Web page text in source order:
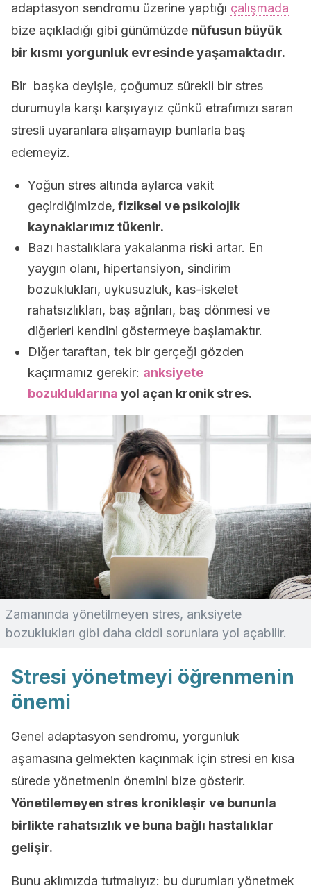
adaptasyon sendromu üzerine yaptığı çalışmada
bize açıkladığı gibi günümüzde nüfusun büyük
bir kısmı yorgunluk evresinde yaşamaktadır.
Bir başka deyişle, çoğumuz sürekli bir stres
durumuyla karşı karşıyayız çünkü etrafımızı saran
stresli uyaranlara alışamayıp bunlarla baş
edemeyiz.
Yoğun stres altında aylarca vakit
geçirdiğimizde, fiziksel ve psikolojik
kaynaklarımız tükenir.
Bazı hastalıklara yakalanma riski artar. En
yaygın olanı, hipertansiyon, sindirim
bozuklukları, uykusuzluk, kas-iskelet
rahatsızlıkları, baş ağrıları, baş dönmesi ve
diğerleri kendini göstermeye başlamaktır.
Diğer taraftan, tek bir gerçeği gözden
kaçırmamız gerekir: anksiyete
bozukluklarına yol açan kronik stres.
Zamanında yönetilmeyen stres, anksiyete
bozuklukları gibi daha ciddi sorunlara yol açabilir.
Stresi yönetmeyi öğrenmenin
önemi
Genel adaptasyon sendromu, yorgunluk
aşamasına gelmekten kaçınmak için stresi en kısa
sürede yönetmenin önemini bize gösterir.
Yönetilemeyen stres kronikleşir ve bununla
birlikte rahatsızlık ve buna bağlı hastalıklar
gelişir.
Bunu aklımızda tutmalıyız: bu durumları yönetmek